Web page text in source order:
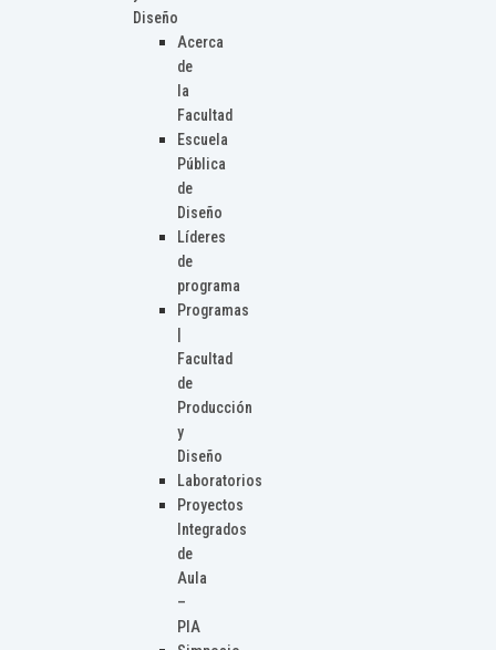
Diseño
Acerca
de
la
Facultad
Escuela
Pública
de
Diseño
Líderes
de
programa
Programas
Facultad
de
Producción
y
Diseño
Laboratorios
Proyectos
Integrados
de
Aula
–
PIA